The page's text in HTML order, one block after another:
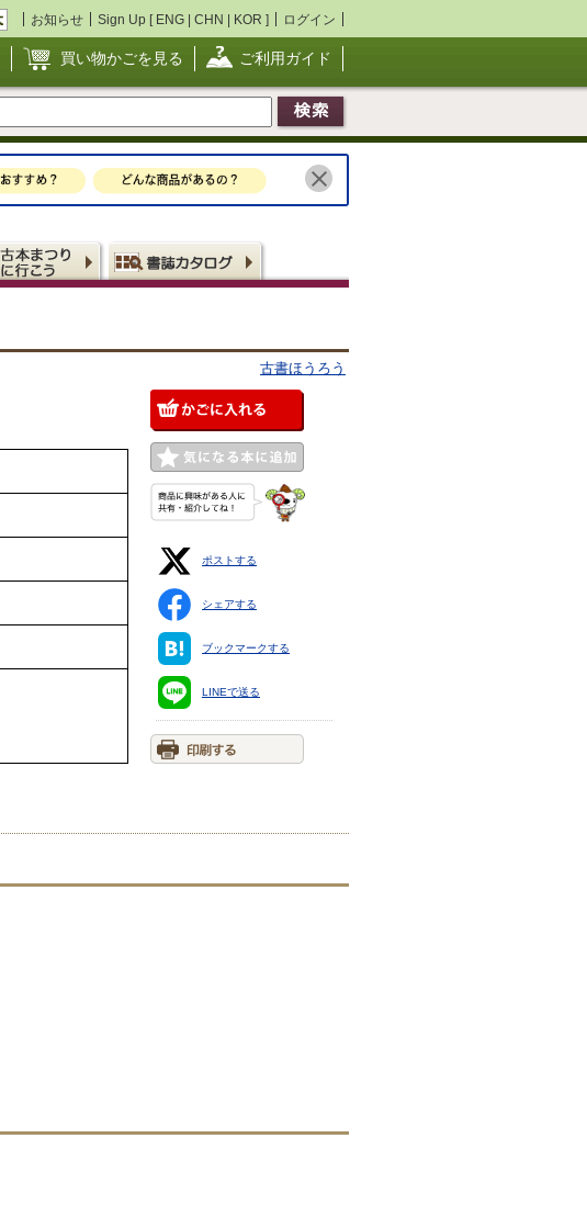
お知らせ Sign Up [ ENG | CHN | KOR ] ログイン
買い物かごを見る ご利用ガイド
古書ほうろう
ポストする
シェアする
ブックマークする
LINEで送る